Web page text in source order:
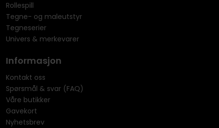
Rollespill
Tegne- og maleutstyr
Tegneserier
Univers & merkevarer
Informasjon
Kontakt oss
Spørsmål & svar (FAQ)
Våre butikker
Gavekort
Nyhetsbrev